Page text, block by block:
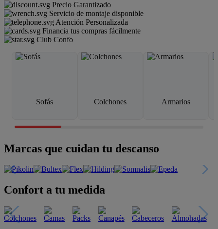
Precio Garantizado
Servicio de montaje disponible
Atención Personalizada
Financia tus compras fácilmente
Club Confo
Sofás Colchones Armarios
Marcas que cuidan tu descanso
Confort a tu medida